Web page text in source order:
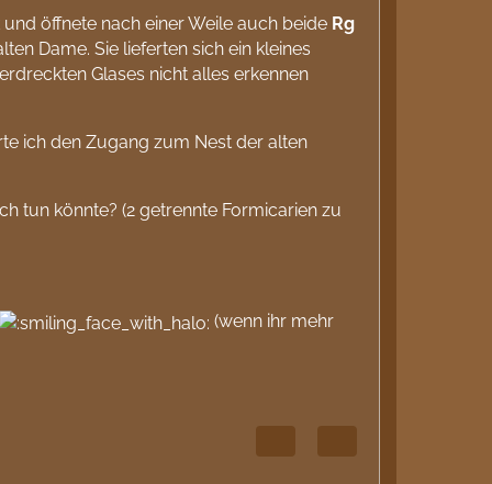
öffnete nach einer Weile auch beide Rg
Dame. Sie lieferten sich ein kleines
Glases nicht alles erkennen
ich den Zugang zum Nest der alten
tun könnte? (2 getrennte Formicarien zu
(wenn ihr mehr